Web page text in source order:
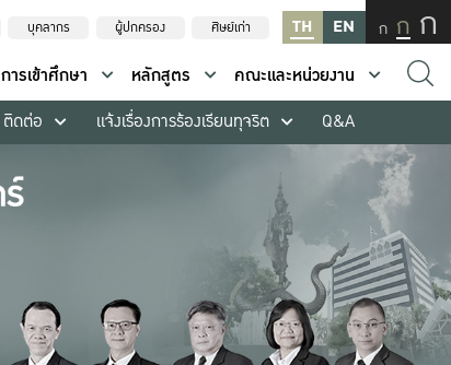
บุคลากร ผู้ปกครอง ศิษย์เก่า TH EN ก ก ก
การเข้าศึกษา หลักสูตร
คณะและหน่วยงาน
ติดต่อ แจ้งเรื่องการร้องเรียนทุจริต Q&A